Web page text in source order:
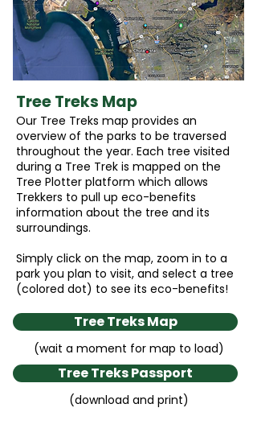
Tree Treks Map
Our Tree Treks map provides an
overview of the parks to be traversed
throughout the year. Each tree visited
during a Tree Trek is mapped on the
Tree Plotter platform which allows
Trekkers to pull up eco-benefits
information about the tree and its
surroundings.
Simply click on the map, zoom in to a
park you plan to visit, and select a tree
(colored dot) to see its eco-benefits!
Tree Treks Map
(wait a moment for map to load)
Tree Treks Passport
(download and print)